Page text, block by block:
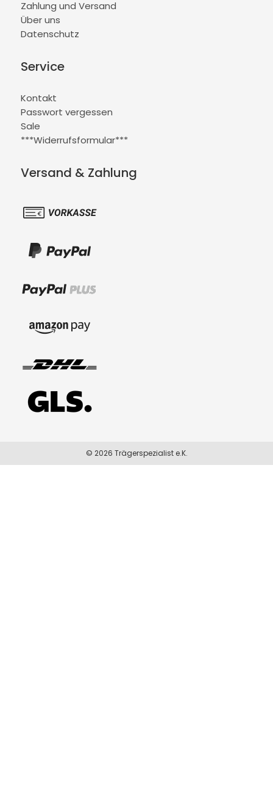
Zahlung und Versand
Über uns
Datenschutz
Service
Kontakt
Passwort vergessen
Sale
***Widerrufsformular***
Versand & Zahlung
© 2026 Trägerspezialist e.K.